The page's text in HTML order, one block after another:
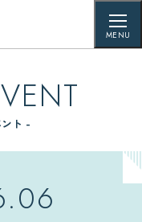
MENU
ト -